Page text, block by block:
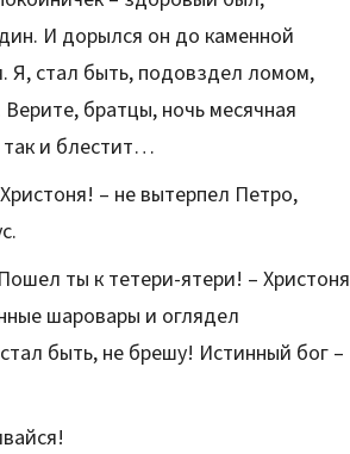
И дорылся он до каменной
Я, стал быть, подовздел ломом,
братцы, ночь месячная
и блестит…
– не вытерпел Петро,
ты к тетери-ятери! – Христоня
шаровары и оглядел
быть, не брешу! Истинный бог –